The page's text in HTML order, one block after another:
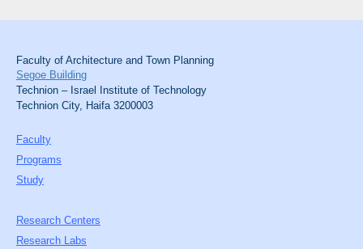
Faculty of Architecture and Town Planning
Segoe Building
Technion – Israel Institute of Technology
Technion City, Haifa 3200003
Faculty
Programs
Study
Research Centers
Research Labs